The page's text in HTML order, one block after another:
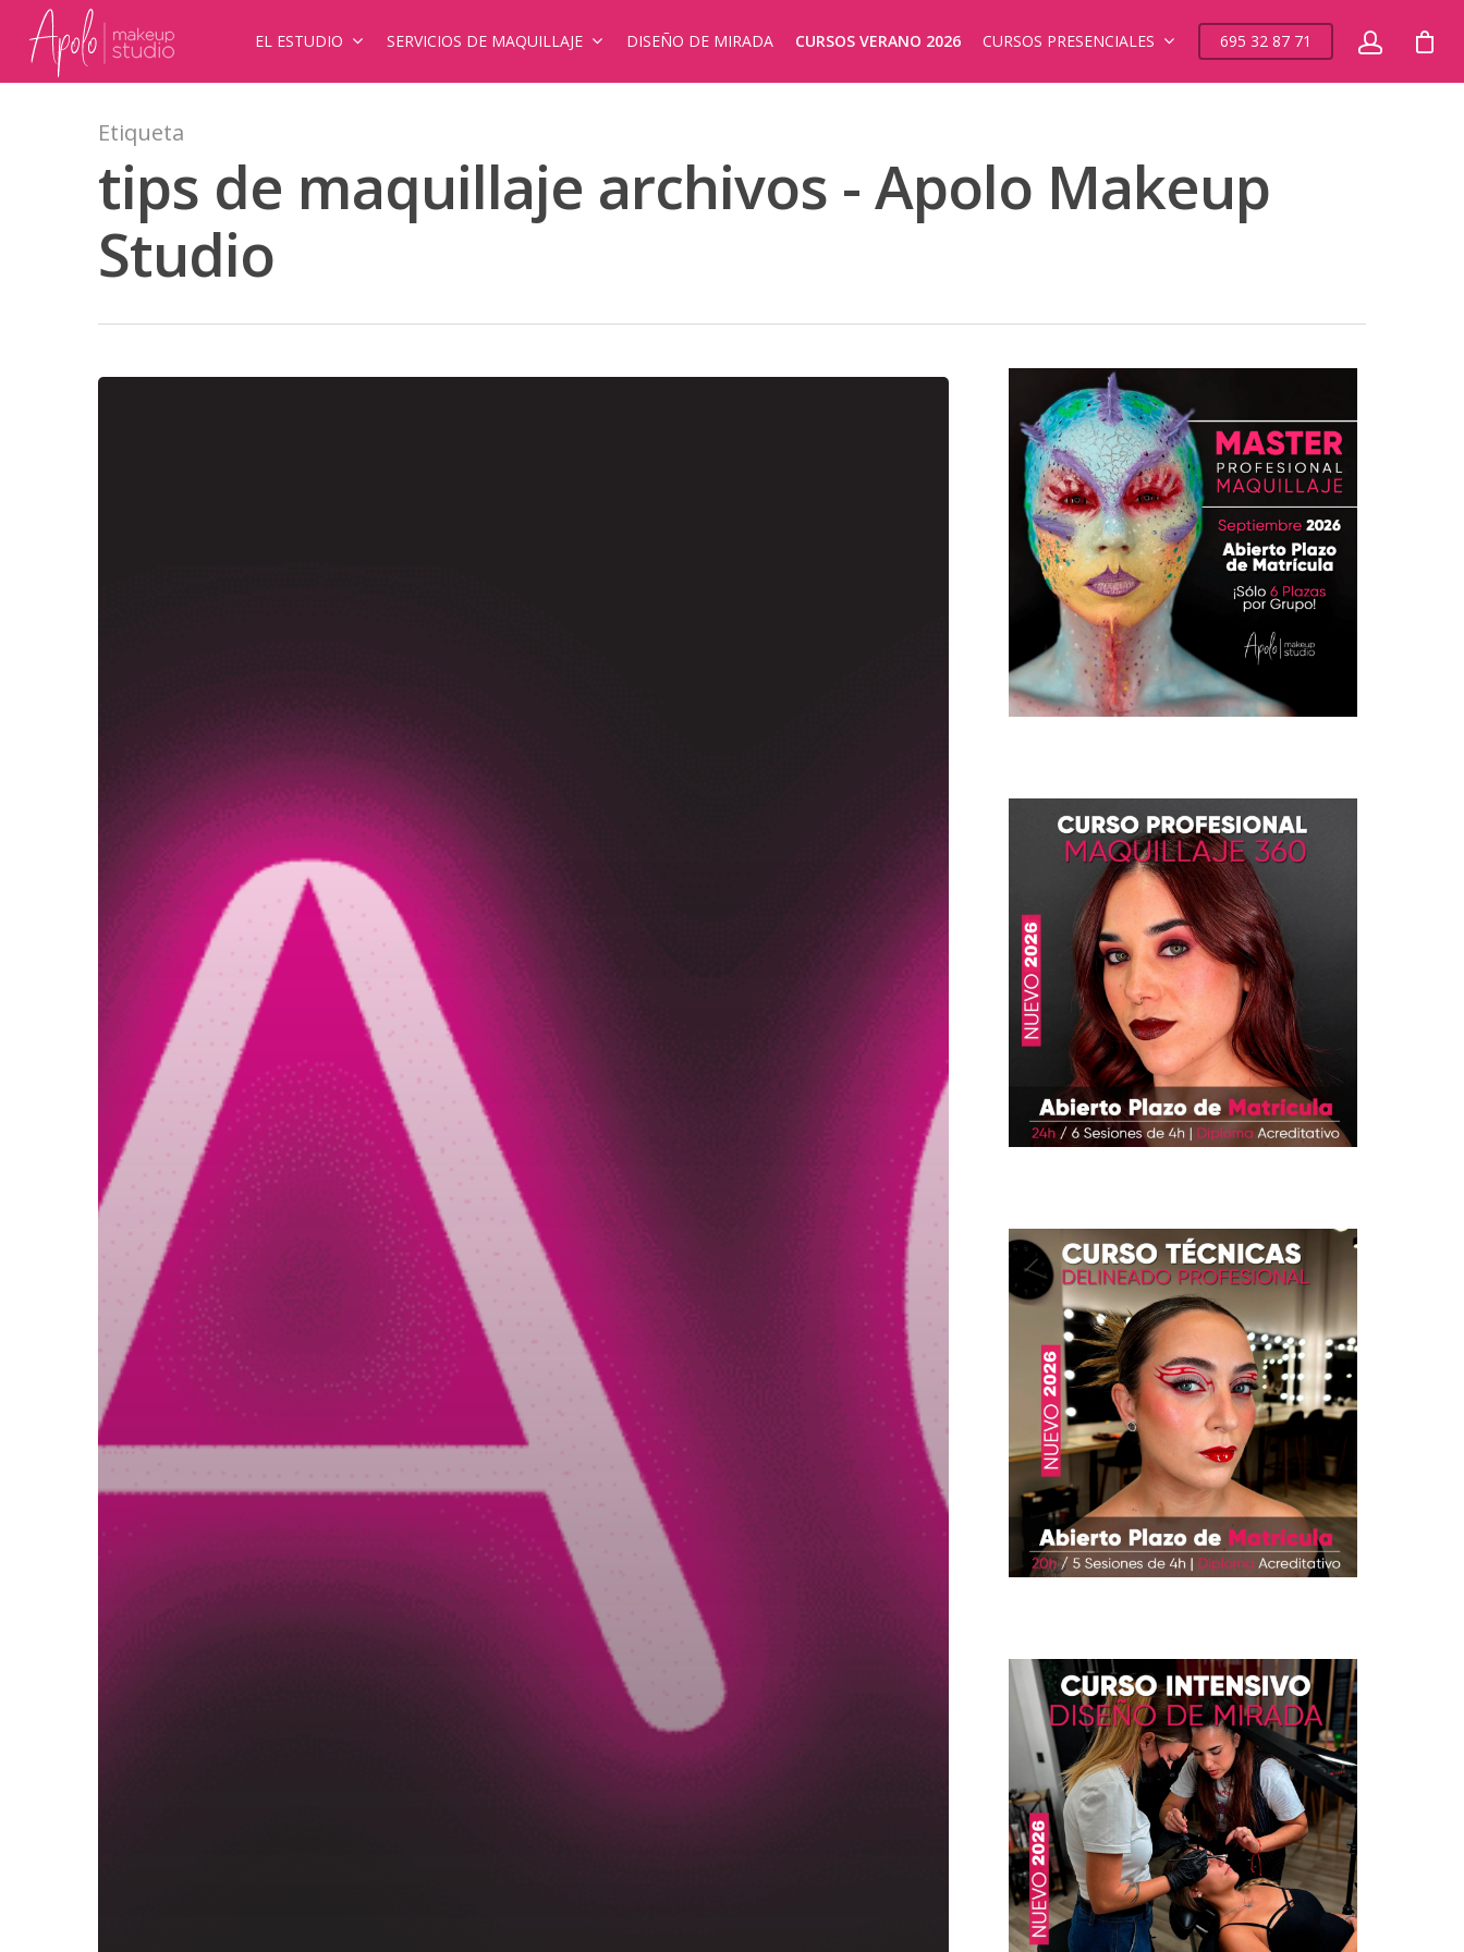
EL ESTUDIO SERVICIOS DE MAQUILLAJE DISEÑO DE MIRADA CURSOS VERANO 2026 CURSOS PRESENCIALES 695 32 87 71
Etiqueta
tips de maquillaje archivos - Apolo Makeup
Studio